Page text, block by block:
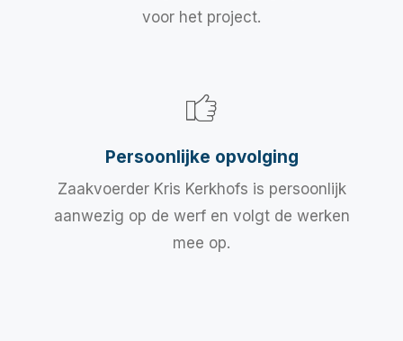
voor het project.
Persoonlijke opvolging
Zaakvoerder Kris Kerkhofs is persoonlijk
aanwezig op de werf en volgt de werken
mee op.